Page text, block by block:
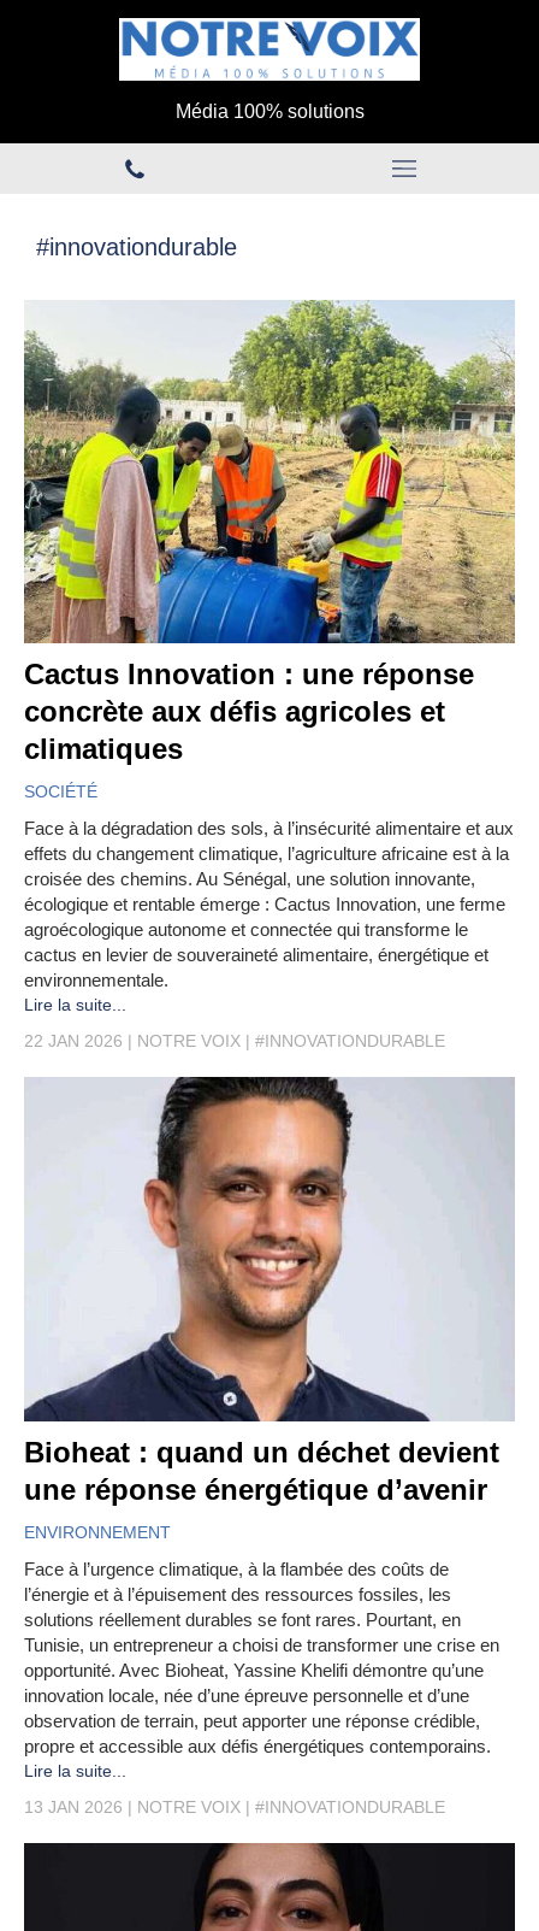
Média 100% solutions
#innovationdurable
Cactus Innovation : une réponse
concrète aux défis agricoles et
climatiques
SOCIÉTÉ
Face à la dégradation des sols, à l’insécurité alimentaire et aux
effets du changement climatique, l’agriculture africaine est à la
croisée des chemins. Au Sénégal, une solution innovante,
écologique et rentable émerge : Cactus Innovation, une ferme
agroécologique autonome et connectée qui transforme le
cactus en levier de souveraineté alimentaire, énergétique et
environnementale.
Lire la suite...
22 JAN 2026
NOTRE VOIX #INNOVATIONDURABLE
Bioheat : quand un déchet devient
une réponse énergétique d’avenir
ENVIRONNEMENT
Face à l’urgence climatique, à la flambée des coûts de
l’énergie et à l’épuisement des ressources fossiles, les
solutions réellement durables se font rares. Pourtant, en
Tunisie, un entrepreneur a choisi de transformer une crise en
opportunité. Avec Bioheat, Yassine Khelifi démontre qu’une
innovation locale, née d’une épreuve personnelle et d’une
observation de terrain, peut apporter une réponse crédible,
propre et accessible aux défis énergétiques contemporains.
Lire la suite...
13 JAN 2026
NOTRE VOIX #INNOVATIONDURABLE